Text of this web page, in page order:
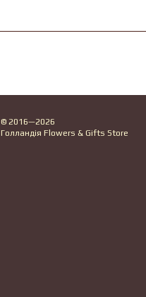
© 2016—2026
Голландія Flowers & Gifts Store